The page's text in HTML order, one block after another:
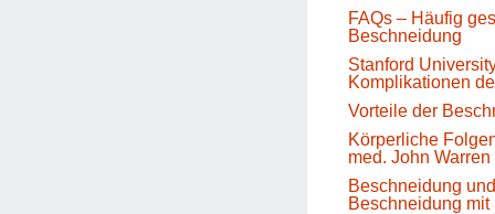
FAQs – Häufig
Beschneidung
Stanford
Komplikationen
Vorteile der
Körperliche
med. John Warren
Beschneidung
Beschneidung